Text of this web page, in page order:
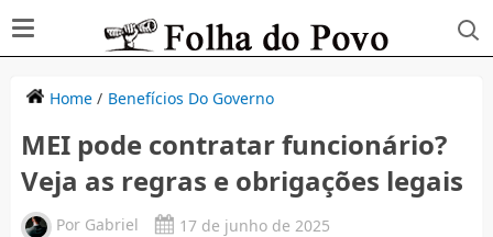
Home/ Benefícios Do Governo
MEI pode contratar funcionário?
Veja as regras e obrigações legais
Por Gabriel 17 de junho de 2025